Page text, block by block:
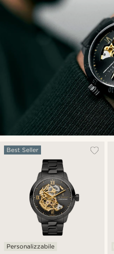
Best Seller
Personalizzabile